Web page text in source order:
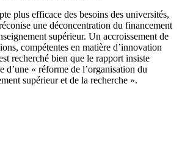
plus efficace des besoins des universités,
une déconcentration du financement
supérieur. Un accroissement de
compétentes en matière d’innovation
recherché bien que le rapport insiste
d’une « réforme de l’organisation du
supérieur et de la recherche ».